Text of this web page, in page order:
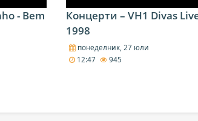
- Bem
Концерти – VH1 Divas
1998
понеделник, 27 юли
12:47
945